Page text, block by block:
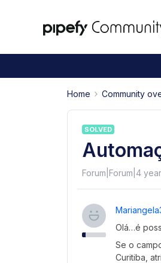
Home Community
SOLVED
Forum|Forum|4
Olá…é
Se o
Curitiba,